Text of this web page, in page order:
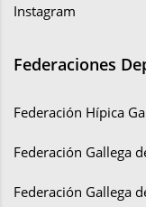
Instagram
Federaciones
Federación Hípica
Federación Gallega
Federación Gallega